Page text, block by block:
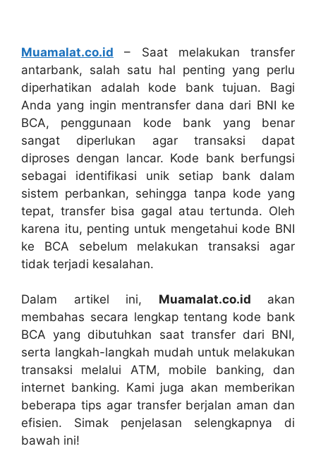
Muamalat.co.id – Saat melakukan transfer
antarbank, salah satu hal penting yang perlu
diperhatikan adalah kode bank tujuan. Bagi
Anda yang ingin mentransfer dana dari BNI ke
BCA, penggunaan kode bank yang benar
sangat diperlukan agar transaksi dapat
diproses dengan lancar. Kode bank berfungsi
sebagai identifikasi unik setiap bank dalam
sistem perbankan, sehingga tanpa kode yang
tepat, transfer bisa gagal atau tertunda. Oleh
karena itu, penting untuk mengetahui kode BNI
ke BCA sebelum melakukan transaksi agar
tidak terjadi kesalahan.
Dalam artikel ini, Muamalat.co.id akan
membahas secara lengkap tentang kode bank
BCA yang dibutuhkan saat transfer dari BNI,
serta langkah-langkah mudah untuk melakukan
transaksi melalui ATM, mobile banking, dan
internet banking. Kami juga akan memberikan
beberapa tips agar transfer berjalan aman dan
efisien. Simak penjelasan selengkapnya di
bawah ini!